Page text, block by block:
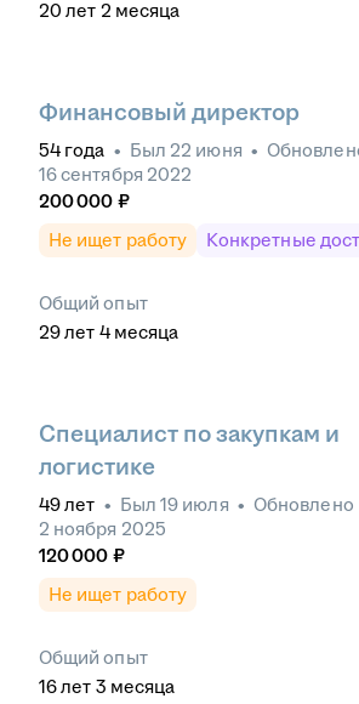
20 лет 2 месяца
Финансовый директор
54 года • Был 22 июня •
16 сентября 2022
200 000 ₽
Не ищет работу
Конкретные
Общий опыт
29лет 4 месяца
Специалист по закупкам и
логистике
49лет • Был 19 июля • Обновлено
2 ноября 2025
120 000 ₽
Не ищет работу
Общий опыт
16лет 3 месяца